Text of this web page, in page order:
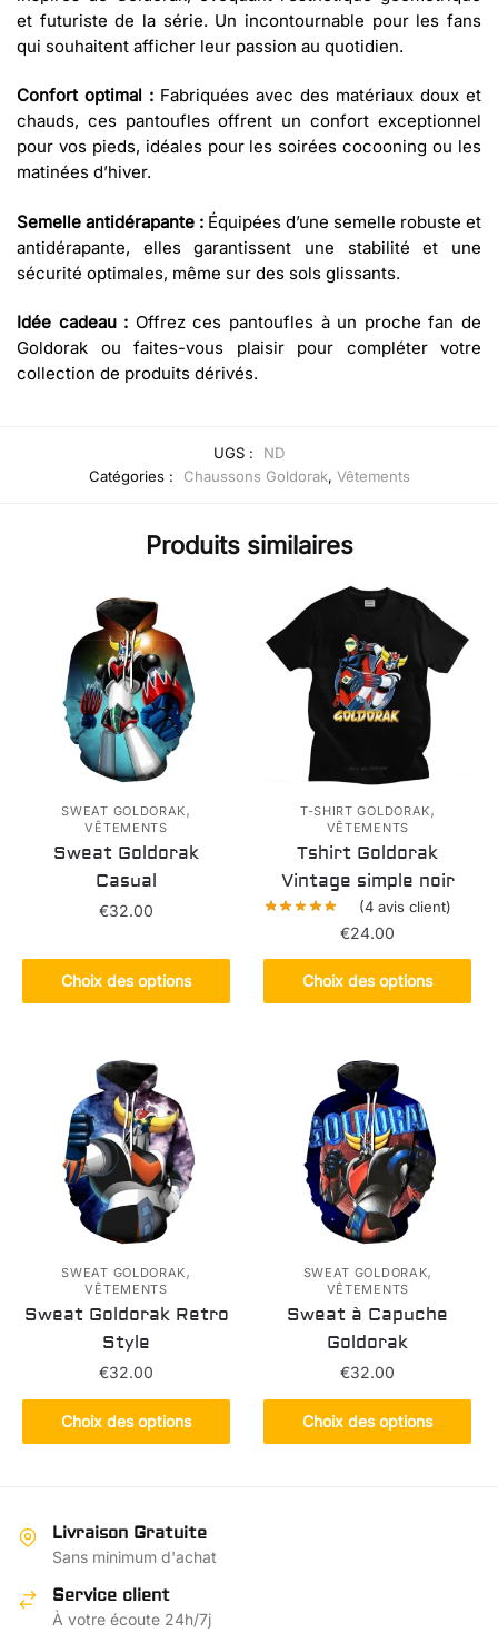
et futuriste de la série. Un incontournable pour les fans
qui souhaitent afficher leur passion au quotidien.
Confort optimal : Fabriquées avec des matériaux doux et
chauds, ces pantoufles offrent un confort exceptionnel
pour vos pieds, idéales pour les soirées cocooning ou les
matinées d’hiver.
Semelle antidérapante : Équipées d’une semelle robuste et
antidérapante, elles garantissent une stabilité et une
sécurité optimales, même sur des sols glissants.
Idée cadeau : Offrez ces pantoufles à un proche fan de
Goldorak ou faites-vous plaisir pour compléter votre
collection de produits dérivés.
UGS :
ND
Catégories :
Chaussons Goldorak, Vêtements
Produits similaires
SWEAT GOLDORAK,
VÊTEMENTS
Sweat Goldorak
Casual
€32.00
Choix des options
produit
a
variations.
Les
options
peuvent
être
choisies
sur
la
page
du
produit
T-SHIRT GOLDORAK,
VÊTEMENTS
Tshirt Goldorak
Vintage simple noir
(4avis client)
€24.00
Choix des options
Ce
produit
variations.
Les
options
peuvent
être
choisies
sur
la
page
du
produit
SWEAT GOLDORAK,
VÊTEMENTS
Sweat Goldorak Retro
Style
€32.00
Choix des options
Ce
produit
variations.
peuvent
être
SWEAT GOLDORAK,
VÊTEMENTS
Sweat à Capuche
Goldorak
€32.00
Choix des options
Ce
produit
Livraison Gratuite
Sans minimum d'achat
Service client
À votre écoute 24h/7j